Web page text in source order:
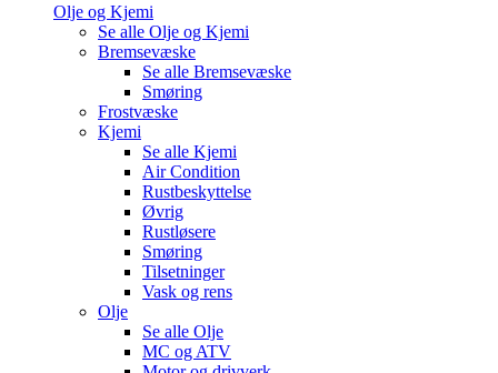
Olje og Kjemi
Se alle Olje og Kjemi
Bremsevæske
Se alle Bremsevæske
Smøring
Frostvæske
Kjemi
Se alle Kjemi
Air Condition
Rustbeskyttelse
Øvrig
Rustløsere
Smøring
Tilsetninger
Vask og rens
Olje
Se alle Olje
MC og ATV